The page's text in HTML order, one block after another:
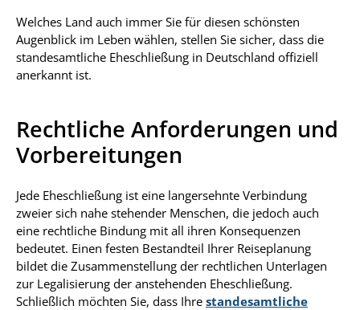
Welches Land auch immer Sie für diesen schönsten
Augenblick im Leben wählen, stellen Sie sicher, dass die
standesamtliche Eheschließung in Deutschland offiziell
anerkannt ist.
Rechtliche Anforderungen und
Vorbereitungen
Jede Eheschließung ist eine langersehnte Verbindung
zweier sich nahe stehender Menschen, die jedoch auch
eine rechtliche Bindung mit all ihren Konsequenzen
bedeutet. Einen festen Bestandteil Ihrer Reiseplanung
bildet die Zusammenstellung der rechtlichen Unterlagen
zur Legalisierung der anstehenden Eheschließung.
Schließlich möchten Sie, dass Ihre standesamtliche